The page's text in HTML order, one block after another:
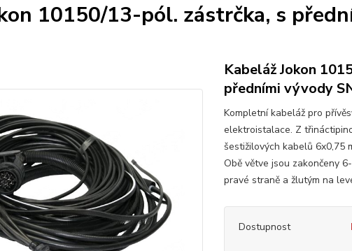
10150/13-pól. zástrčka, s
Kabeláž Jokon
předními vývody
Kompletní kabeláž pro
elektroistalace. Z
šestižilových kabelů 6x0,75
Obě větve jsou zakončeny
pravé straně a žlutým na
Dostupnost